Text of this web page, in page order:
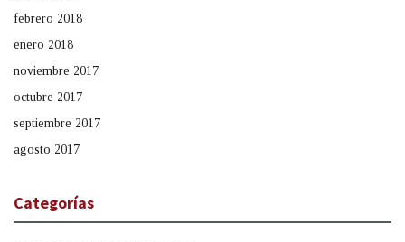
febrero 2018
enero 2018
noviembre 2017
octubre 2017
septiembre 2017
agosto 2017
Categorías